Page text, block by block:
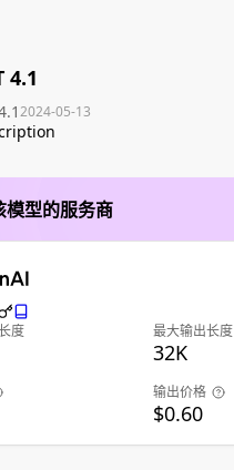
4.1
2024-05-13
模型的服务商
度 最大输出长度
32K
输出价格
$0.60